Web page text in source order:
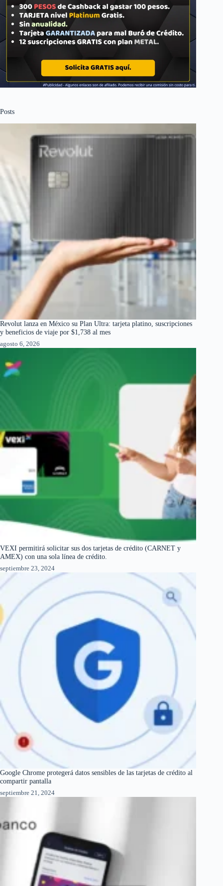
Posts
Revolut lanza en México su Plan Ultra: tarjeta platino, suscripciones
y beneficios de viaje por $1,738 al mes
agosto 6, 2026
VEXI permitirá solicitar sus dos tarjetas de crédito (CARNET y
AMEX) con una sola línea de crédito.
septiembre 23, 2024
Google Chrome protegerá datos sensibles de las tarjetas de crédito al
compartir pantalla
septiembre 21, 2024